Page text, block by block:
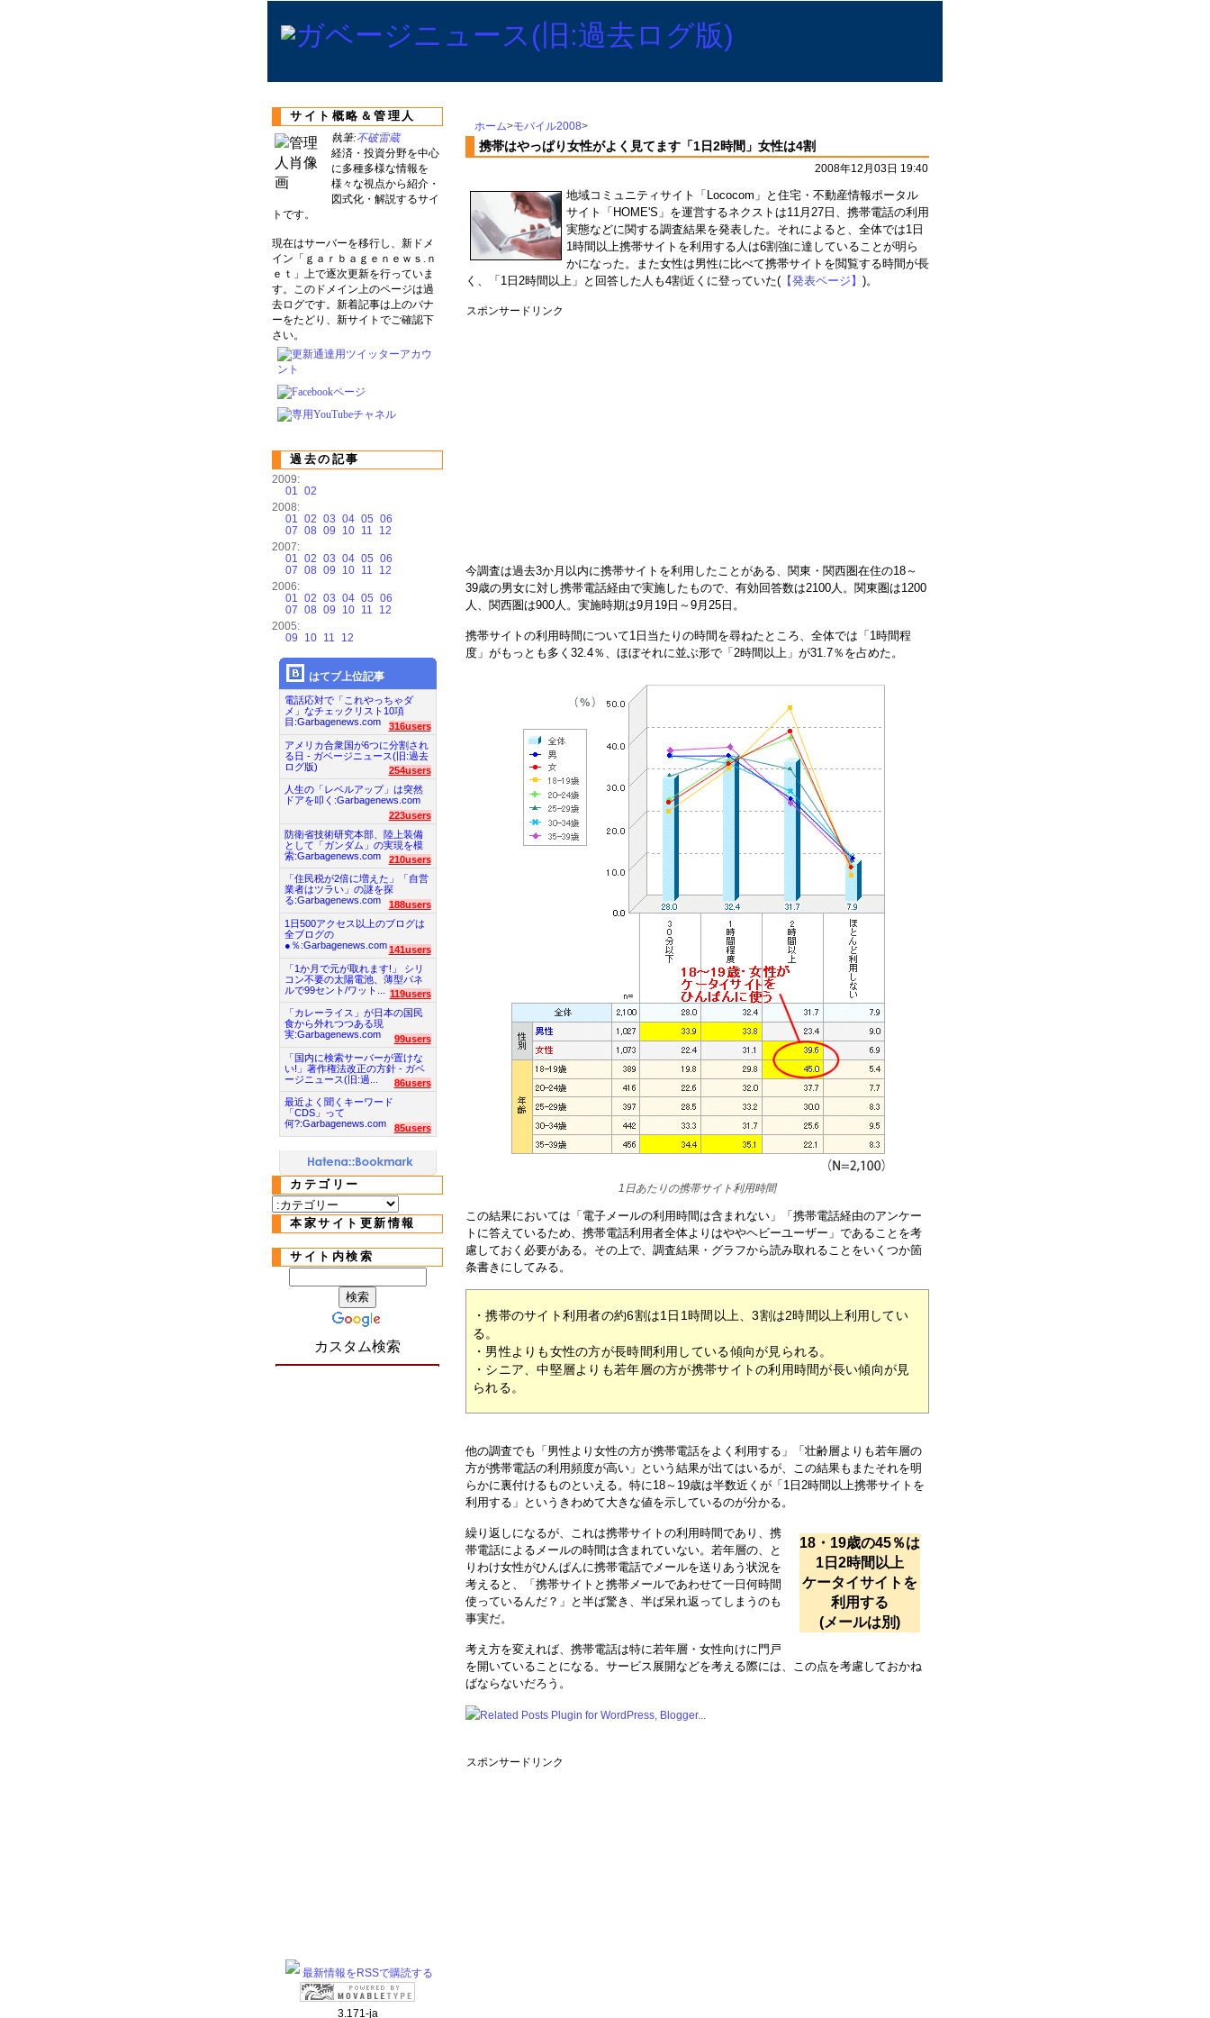
ホーム>モバイル2008>
携帯はやっぱり女性がよく見てます「1日2時間」女性は4割
2008年12月03日 19:40
地域コミュニティサイト「Lococom」と住宅・不動産情報ポータル
サイト「HOME'S」を運営するネクストは11月27日、携帯電話の利用
実態などに関する調査結果を発表した。それによると、全体では1日
1時間以上携帯サイトを利用する人は6割強に達していることが明ら
かになった。また女性は男性に比べて携帯サイトを閲覧する時間が長
く、「1日2時間以上」と回答した人も4割近くに登っていた( 【発表ページ】 )。
スポンサードリンク
今調査は過去3か月以内に携帯サイトを利用したことがある、関東・関西圏在住の18～
39歳の男女に対し携帯電話経由で実施したもので、有効回答数は2100人。関東圏は1200
人、関西圏は900人。実施時期は9月19日～9月25日。
携帯サイトの利用時間について1日当たりの時間を尋ねたところ、全体では「1時間程
度」がもっとも多く32.4％、ほぼそれに並ぶ形で「2時間以上」が31.7％を占めた。
1日あたりの携帯サイト利用時間
この結果においては「電子メールの利用時間は含まれない」「携帯電話経由のアンケー
トに答えているため、携帯電話利用者全体よりはややヘビーユーザー」であることを考
慮しておく必要がある。その上で、調査結果・グラフから読み取れることをいくつか箇
条書きにしてみる。
・携帯のサイト利用者の約6割は1日1時間以上、3割は2時間以上利用してい
る。
・男性よりも女性の方が長時間利用している傾向が見られる。
・シニア、中堅層よりも若年層の方が携帯サイトの利用時間が長い傾向が見
られる。
他の調査でも「男性より女性の方が携帯電話をよく利用する」「壮齢層よりも若年層の
方が携帯電話の利用頻度が高い」という結果が出てはいるが、この結果もまたそれを明
らかに裏付けるものといえる。特に18～19歳は半数近くが「1日2時間以上携帯サイトを
利用する」というきわめて大きな値を示しているのが分かる。
18・19歳の45％は
1日2時間以上
ケータイサイトを
利用する
(メールは別)
繰り返しになるが、これは携帯サイトの利用時間であり、携
帯電話によるメールの時間は含まれていない。若年層の、と
りわけ女性がひんぱんに携帯電話でメールを送りあう状況を
考えると、「携帯サイトと携帯メールであわせて一日何時間
使っているんだ？」と半ば驚き、半ば呆れ返ってしまうのも
事実だ。
考え方を変えれば、携帯電話は特に若年層・女性向けに門戸
を開いていることになる。サービス展開などを考える際には、この点を考慮しておかね
ばならないだろう。
スポンサードリンク
サイト概略＆管理人
執筆:不破雷蔵
経済・投資分野を中心
に多種多様な情報を
様々な視点から紹介・
図式化・解説するサイ
トです。
現在はサーバーを移行し、新ドメ
イン「ｇａｒｂａｇｅｎｅｗｓ.ｎ
ｅｔ」上で逐次更新を行っていま
す。このドメイン上のページは過
去ログです。新着記事は上のバナ
ーをたどり、新サイトでご確認下
さい。
過去の記事
2009:
01 02
2008:
01 02 03 04 05 06
07 08 09 10 11
12
2007:
01 02 03 04 05 06
07 08 09 10 11
12
2006:
01 02 03 04 05 06
07 08 09 10 11
12
2005:
09
10 11 12
はてブ上位記事
電話応対で「これやっちゃダ
メ」なチェックリスト10項
目:Garbagenews.com
316users
アメリカ合衆国が6つに分割され
る日 - ガベージニュース(旧:過去
ログ版)
254users
人生の「レベルアップ」は突然
ドアを叩く:Garbagenews.com
223users
防衛省技術研究本部、陸上装備
として「ガンダム」の実現を模
索:Garbagenews.com
210users
「住民税が2倍に増えた」「自営
業者はツラい」の謎を探
る:Garbagenews.com
188users
1日500アクセス以上のブログは
全ブログの
●％:Garbagenews.com 141users
「1か月で元が取れます!」 シリ
コン不要の太陽電池、薄型パネ
ルで99セント/ワット...
119users
「カレーライス」が日本の国民
食から外れつつある現
実:Garbagenews.com
99users
「国内に検索サーバーが置けな
い!」著作権法改正の方針 - ガベ
ージニュース(旧:過...
86users
最近よく聞くキーワード
「CDS」って
何?:Garbagenews.com
85users
カテゴリー
本家サイト更新情報
サイト内検索
カスタム検索
最新情報をRSSで購読する
3.171-ja